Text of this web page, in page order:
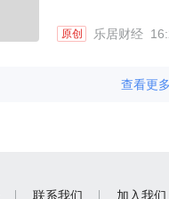
原创 乐居财经
查看更多
联系我们 加入我们